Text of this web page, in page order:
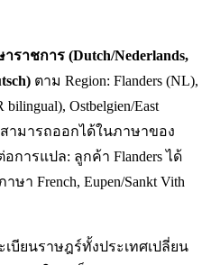
ราชการ (Dutch/Nederlands,
ตาม Region: Flanders (NL),
bilingual), Ostbelgien/East
สามารถออกได้ในภาษาของ
การแปล: ลูกค้า Flanders ได้
ษา French, Eupen/Sankt Vith
เบียนราษฎร์ทั้งประเทศเปลี่ยน